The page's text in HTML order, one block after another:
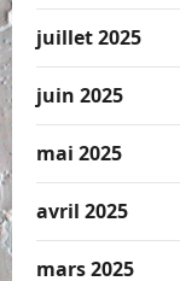
juillet 2025
juin 2025
mai 2025
avril 2025
mars 2025